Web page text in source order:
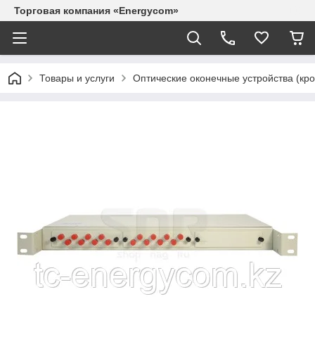
Торговая компания «Energycom»
Товары и услуги Оптические оконечные устройства